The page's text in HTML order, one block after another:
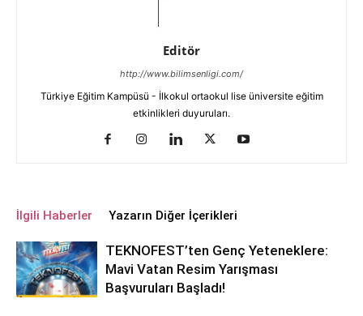
Editör
http://www.bilimsenligi.com/
Türkiye Eğitim Kampüsü - İlkokul ortaokul lise üniversite eğitim
etkinlikleri duyuruları.
İlgili Haberler Yazarın Diğer İçerikleri
TEKNOFEST’ten Genç Yeteneklere:
Mavi Vatan Resim Yarışması
Başvuruları Başladı!